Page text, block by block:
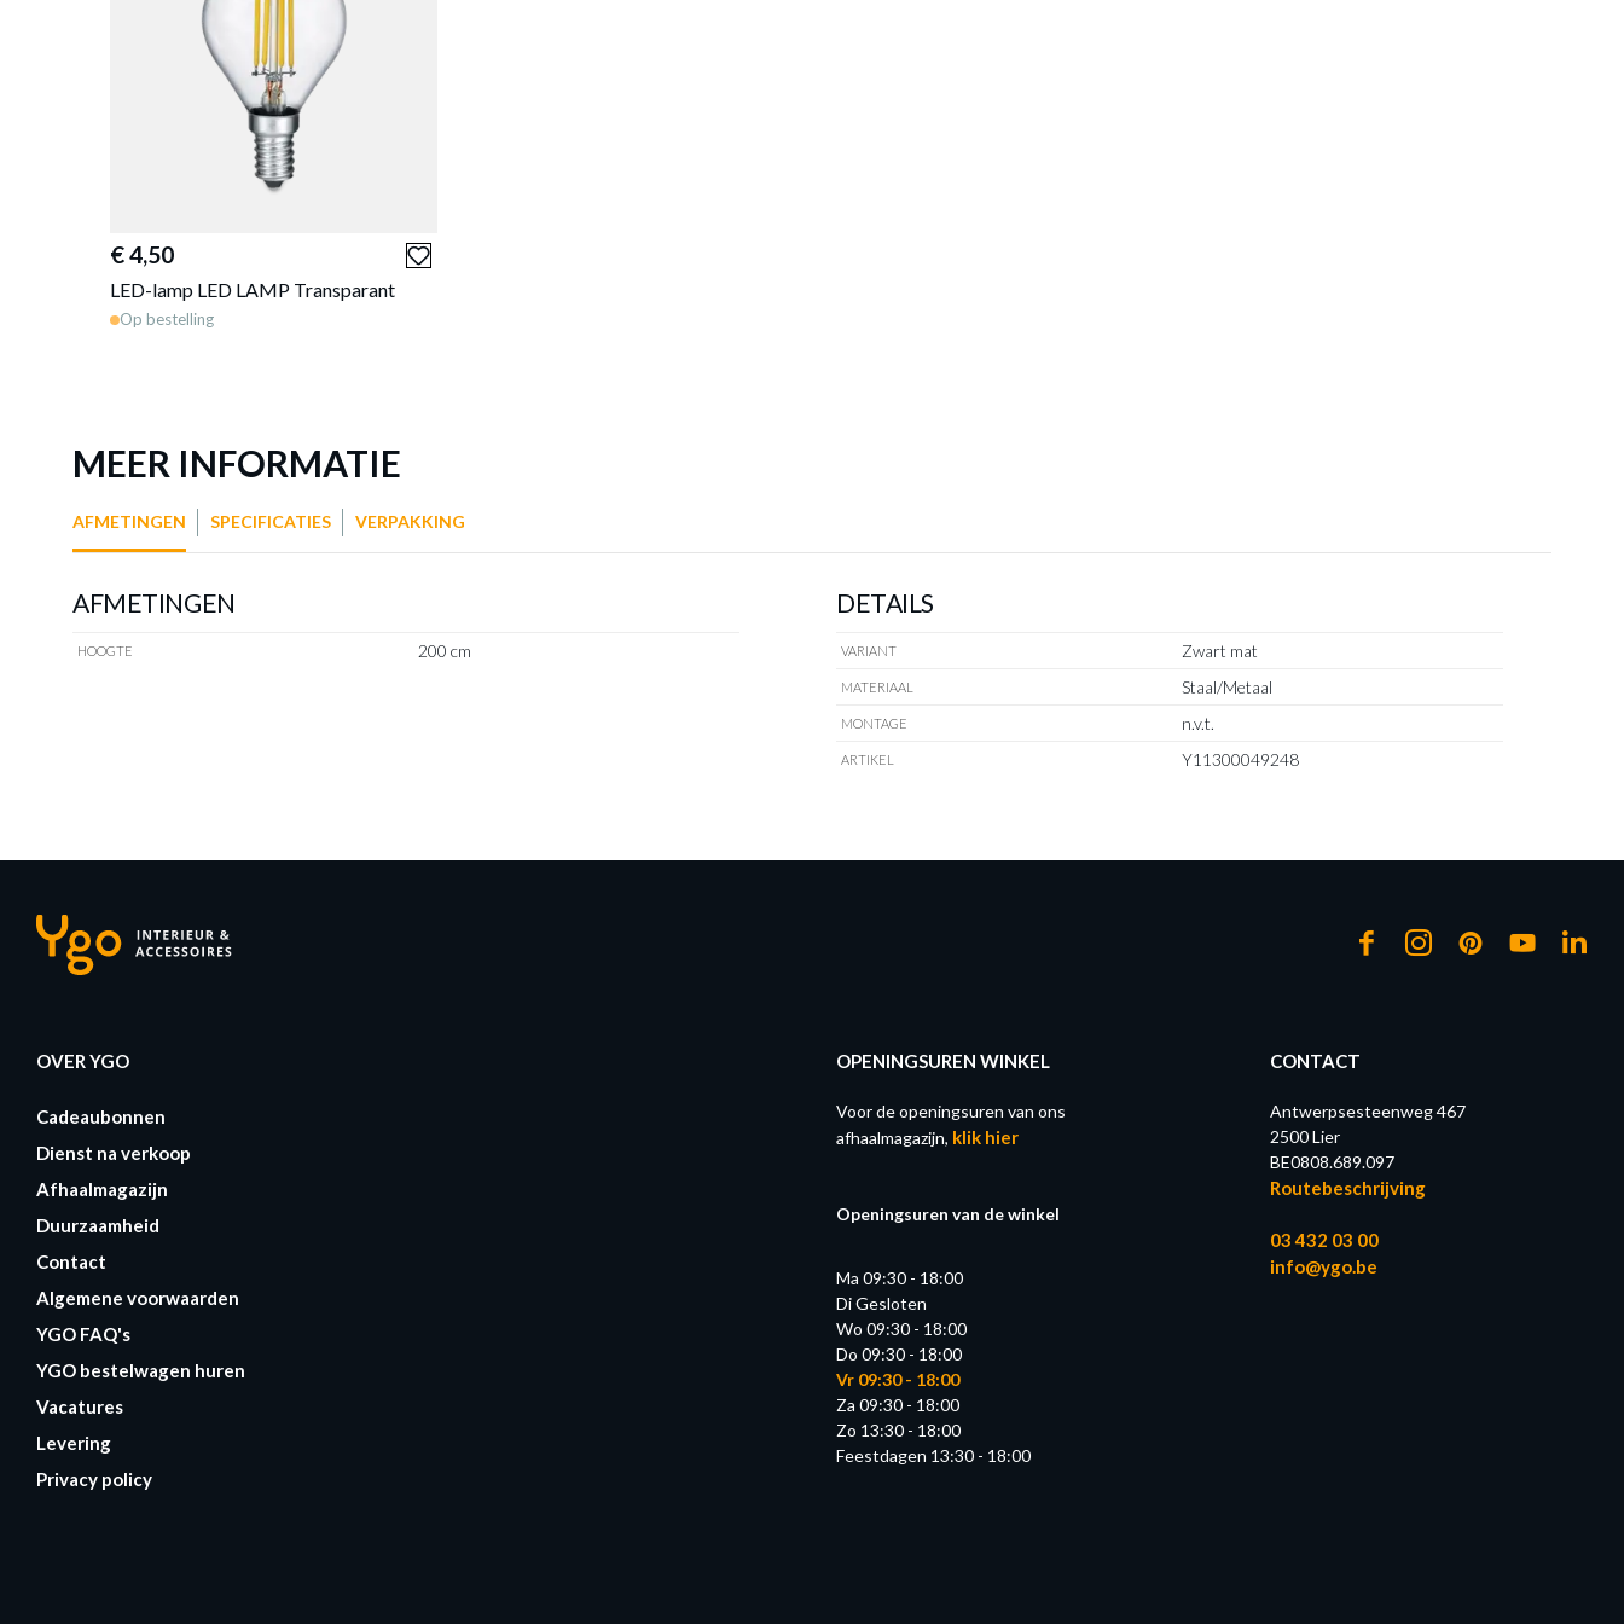
€ 4,50
LED-lamp LED LAMP Transparant
Op bestelling
MEER INFORMATIE
AFMETINGEN SPECIFICATIES VERPAKKING
AFMETINGEN
HOOGTE 200 cm
DETAILS
VARIANT Zwart mat
MATERIAAL Staal/Metaal
MONTAGE n.v.t.
ARTIKEL Y11300049248
OVER YGO
Cadeaubonnen
Dienst na verkoop
Afhaalmagazijn
Duurzaamheid
Contact
Algemene voorwaarden
YGO FAQ's
YGO bestelwagen huren
Vacatures
Levering
Privacy policy
OPENINGSUREN WINKEL
Voor de openingsuren van ons
afhaalmagazijn, klik hier
Openingsuren van de winkel
Ma 09:30 - 18:00
Di Gesloten
Wo 09:30 - 18:00
Do 09:30 - 18:00
Vr 09:30 - 18:00
Za 09:30 - 18:00
Zo 13:30 - 18:00
Feestdagen 13:30 - 18:00
CONTACT
Antwerpsesteenweg 467
2500 Lier
BE0808.689.097
Routebeschrijving
03 432 03 00
info@ygo.be